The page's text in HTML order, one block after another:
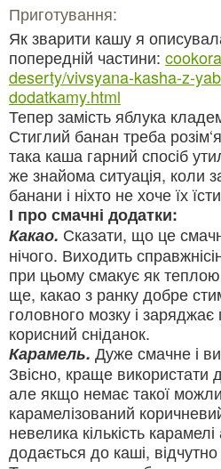
Приготування:
Як зварити кашу я
попередній частини:
deserty/vivsyana-kasha-z-
dodatkamy.html
Тепер замість яблука
Стиглий банан треба
така каша гарний спосіб
же знайома ситуація, коли
банани і ніхто не хоче їх
І про смачні додатки:
Какао. Сказати, що це
нічого. Виходить
при цьому смакує як
ще, какао з ранку добре
головного мозку і
корисний сніданок.
Карамель. Дуже смачне і
Звісно, краще
але якщо немає такої
карамелізований
невелика кількість
додається до каші, відчутно